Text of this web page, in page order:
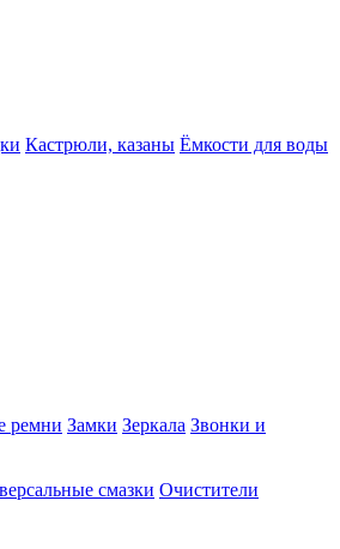
Кастрюли, казаны Ёмкости для воды
ремни Замки Зеркала Звонки и
смазки Очистители